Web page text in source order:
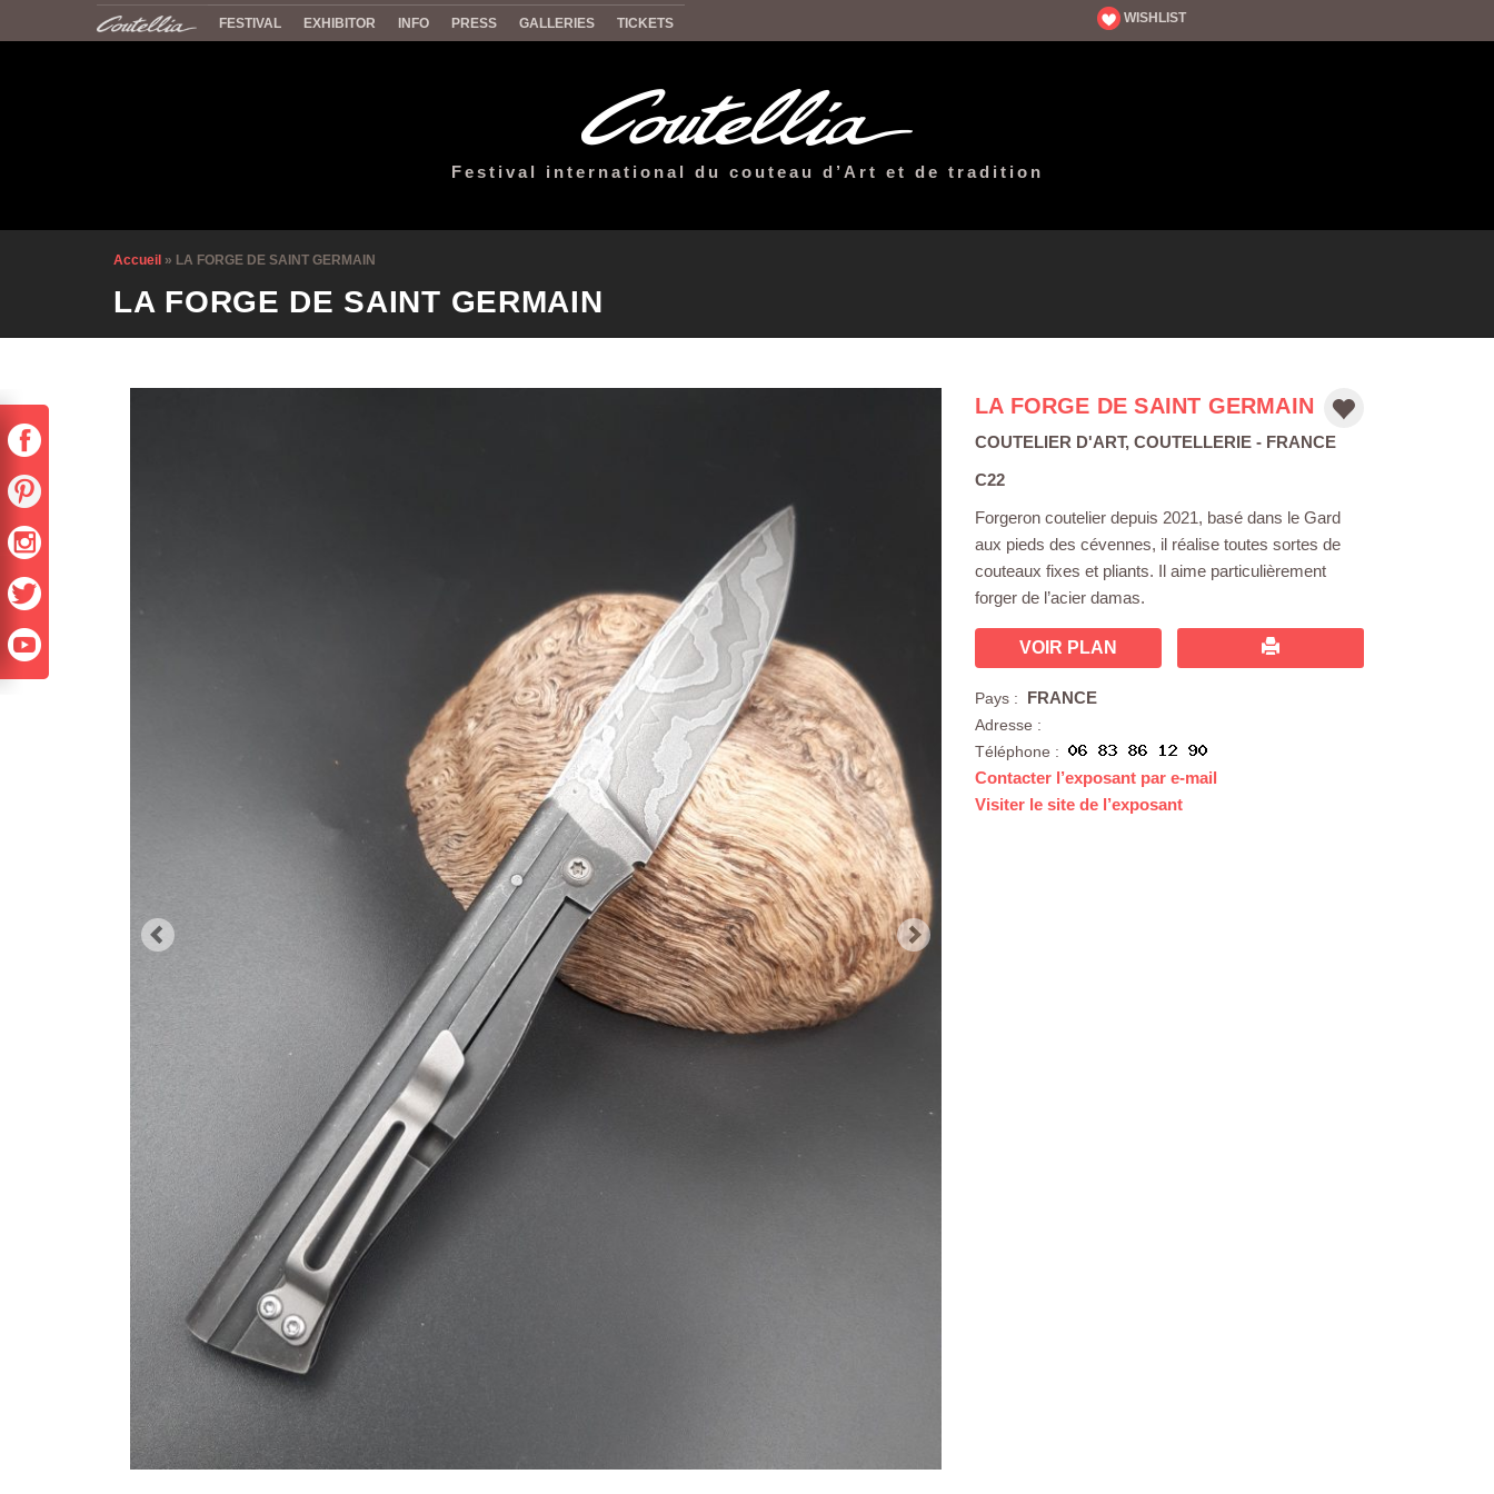
FESTIVAL EXHIBITOR INFO PRESS GALLERIES TICKETS WISHLIST
Festival international du couteau d’Art et de tradition
Accueil » LA FORGE DE SAINT GERMAIN
LA FORGE DE SAINT GERMAIN
LA FORGE DE SAINT GERMAIN
COUTELIER D'ART, COUTELLERIE - FRANCE
C22
Forgeron coutelier depuis 2021, basé dans le Gard
aux pieds des cévennes, il réalise toutes sortes de
couteaux fixes et pliants. Il aime particulièrement
forger de l’acier damas.
VOIR PLAN
Pays : FRANCE
Adresse :
Téléphone :
Contacter l’exposant par e-mail
Visiter le site de l’exposant